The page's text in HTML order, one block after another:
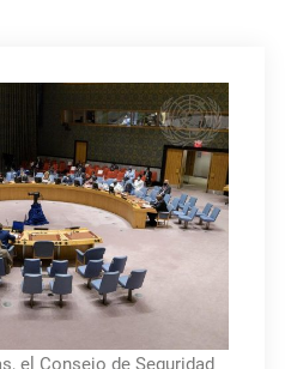
el Consejo de Seguridad